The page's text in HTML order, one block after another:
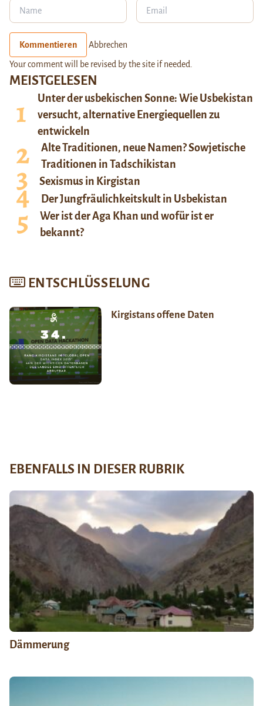
MEISTGELESEN
Unter der usbekischen Sonne: Wie Usbekistan
versucht, alternative Energiequellen zu
entwickeln
Alte Traditionen, neue Namen? Sowjetische
Traditionen in Tadschikistan
Sexismus in Kirgistan
Der Jungfräulichkeitskult in Usbekistan
Wer ist der Aga Khan und wofür ist er
bekannt?
ENTSCHLÜSSELUNG
Kirgistans offene Daten
Kommentieren Abbrechen
Your comment will be revised by the site if needed.
EBENFALLS IN DIESER RUBRIK
Dämmerung